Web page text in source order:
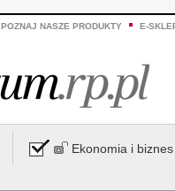
POZNAJ NASZE PRODUKTY E-
Ekonomia i biznes